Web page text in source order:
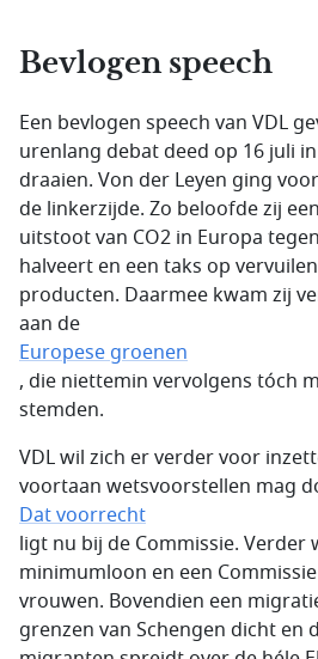
Bevlogen speech
Een bevlogen speech van VDL
urenlang debat deed op 16 juli
draaien. Von der Leyen ging
de linkerzijde. Zo beloofde zij
uitstoot van CO2 in Europa
halveert en een taks op
producten. Daarmee kwam zij
aan de
Europese groenen
, die niettemin vervolgens tóch
stemden.
VDL wil zich er verder voor
voortaan wetsvoorstellen mag
Dat voorrecht
ligt nu bij de Commissie. Verder
minimumloon en een
vrouwen. Bovendien een
grenzen van Schengen dicht en